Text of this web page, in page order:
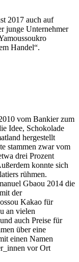
2017 auch auf
junge Unternehmer
Handel“.
vom Bankier zum
Idee, Schokolade
hergestellt
stammen zwar vom
drei Prozent
konnte sich
rühmen.
Gbaou 2014 die
der
Kakao für
an vielen
auch Preise für
über eine
einen Namen
vor Ort